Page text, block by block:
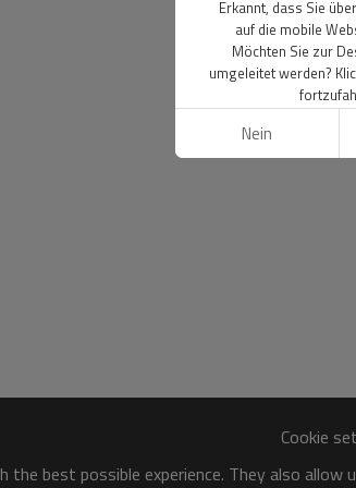
Cookie
the best possible experience. They also
Erkannt, dass Sie
auf die mobile
Möchten Sie zur
umgeleitet werden?
Nein